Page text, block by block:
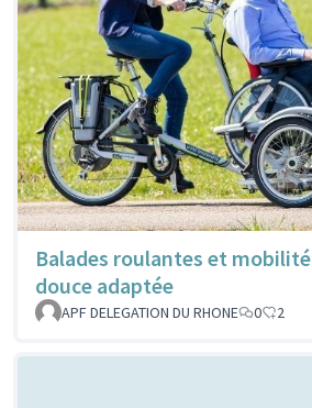
Balades roulantes et mobilité
douce adaptée
APF DELEGATION DU RHONE
0 2